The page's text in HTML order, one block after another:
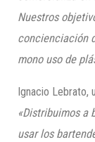
Nuestros
concienciación
mono uso de
Ignacio Lebrato,
«Distribuimos a
usar los